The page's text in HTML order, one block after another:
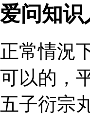
爱问知识
正常情況
可以的，
五子衍宗